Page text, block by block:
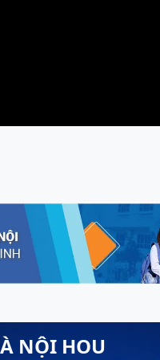
NỘI HOU